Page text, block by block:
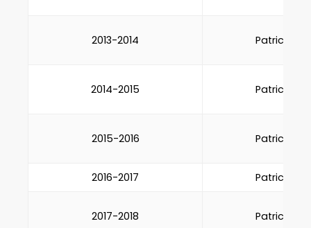
2013-2014 Patrick
2014-2015 Patrick
2015-2016 Patrick
2016-2017 Patrick
2017-2018 Patrick